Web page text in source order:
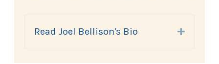
Read Joel Bellison's Bio Expand